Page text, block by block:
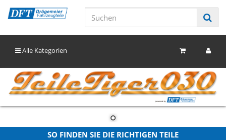
Alle Kategorien
SO FINDEN SIE DIE RICHTIGEN TEILE